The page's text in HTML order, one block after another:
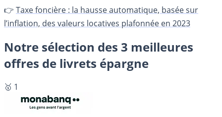
👉 Taxe foncière : la hausse automatique, basée sur
l’inflation, des valeurs locatives plafonnée en 2023
Notre sélection des 3 meilleures
offres de livrets épargne
🥇 1